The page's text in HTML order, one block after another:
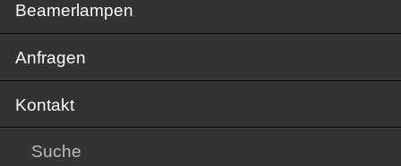
Beamerlampen
Anfragen
Kontakt
Suche